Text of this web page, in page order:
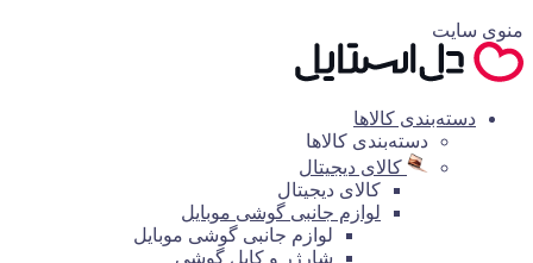
منوی سایت
دسته‌بندی کالاها
دسته‌بندی کالاها
کالای دیجیتال
کالای دیجیتال
لوازم جانبی گوشی موبایل
لوازم جانبی گوشی موبایل
شارژر و کابل گوشی